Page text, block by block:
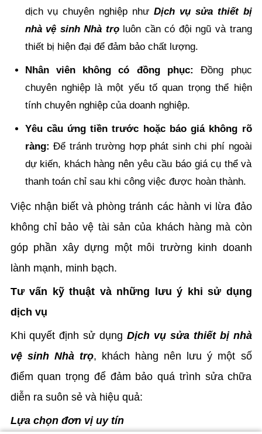
dịch vụ chuyên nghiệp như Dịch vụ sửa thiết bị
nhà vệ sinh Nhà trọluôn cần có đội ngũ và trang
thiết bị hiện đại để đảm bảo chất lượng.
Nhân viên không có đồng phục:
Đồng phục
chuyên nghiệp là một yếu tố quan trọng thể hiện
tính chuyên nghiệp của doanh nghiệp.
Yêu cầu ứng tiền trước hoặc báo giá không rõ
ràng: Để tránh trường hợp phát sinh chi phí ngoài
dự kiến, khách hàng nên yêu cầu báo giá cụ thể và
thanh toán chỉ sau khi công việc được hoàn thành.
Việc nhận biết và phòng tránh các hành vi lừa đảo
không chỉ bảo vệ tài sản của khách hàng mà còn
góp phần xây dựng một môi trường kinh doanh
lành mạnh, minh bạch.
Tư vấn kỹ thuật và những lưu ý khi sử dụng
dịch vụ
Khi quyết định sử dụng Dịch vụ sửa thiết bị nhà
vệ sinh Nhà trọ, khách hàng nên lưu ý một số
điểm quan trọng để đảm bảo quá trình sửa chữa
diễn ra suôn sẻ và hiệu quả:
Lựa chọn đơn vị uy tín